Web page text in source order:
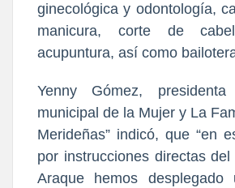
ginecológica y odontología,
manicura, corte de
acupuntura, así como
Yenny Gómez,
municipal de la Mujer y La
Merideñas” indicó, que “en
por instrucciones directas
Araque hemos